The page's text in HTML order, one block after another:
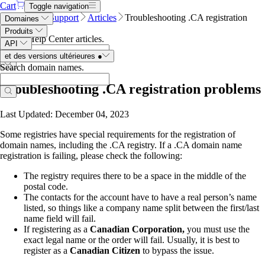
Cart
Toggle navigation
Domaines
Produits
API
et des versions ultérieures ●
Search domain names.
Name.com Support Articles
Troubleshooting .CA registration
problems
Search Help Center articles.
Troubleshooting .CA registration problems
Last Updated: December 04, 2023
Some registries have special requirements for the registration of
domain names, including the .CA registry. If a .CA domain name
registration is failing, please check the following:
The registry requires there to be a space in the middle of the
postal code.
The contacts for the account have to have a real person’s name
listed, so things like a company name split between the first/last
name field will fail.
If registering as a Canadian Corporation, you must use the
exact legal name or the order will fail. Usually, it is best to
register as a Canadian Citizen to bypass the issue.